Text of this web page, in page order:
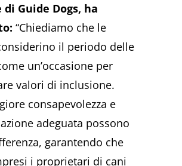
Guide Dogs, ha
“Chiediamo che le
il periodo delle
un’occasione per
valori di inclusione.
consapevolezza e
adeguata possono
garantendo che
i proprietari di cani